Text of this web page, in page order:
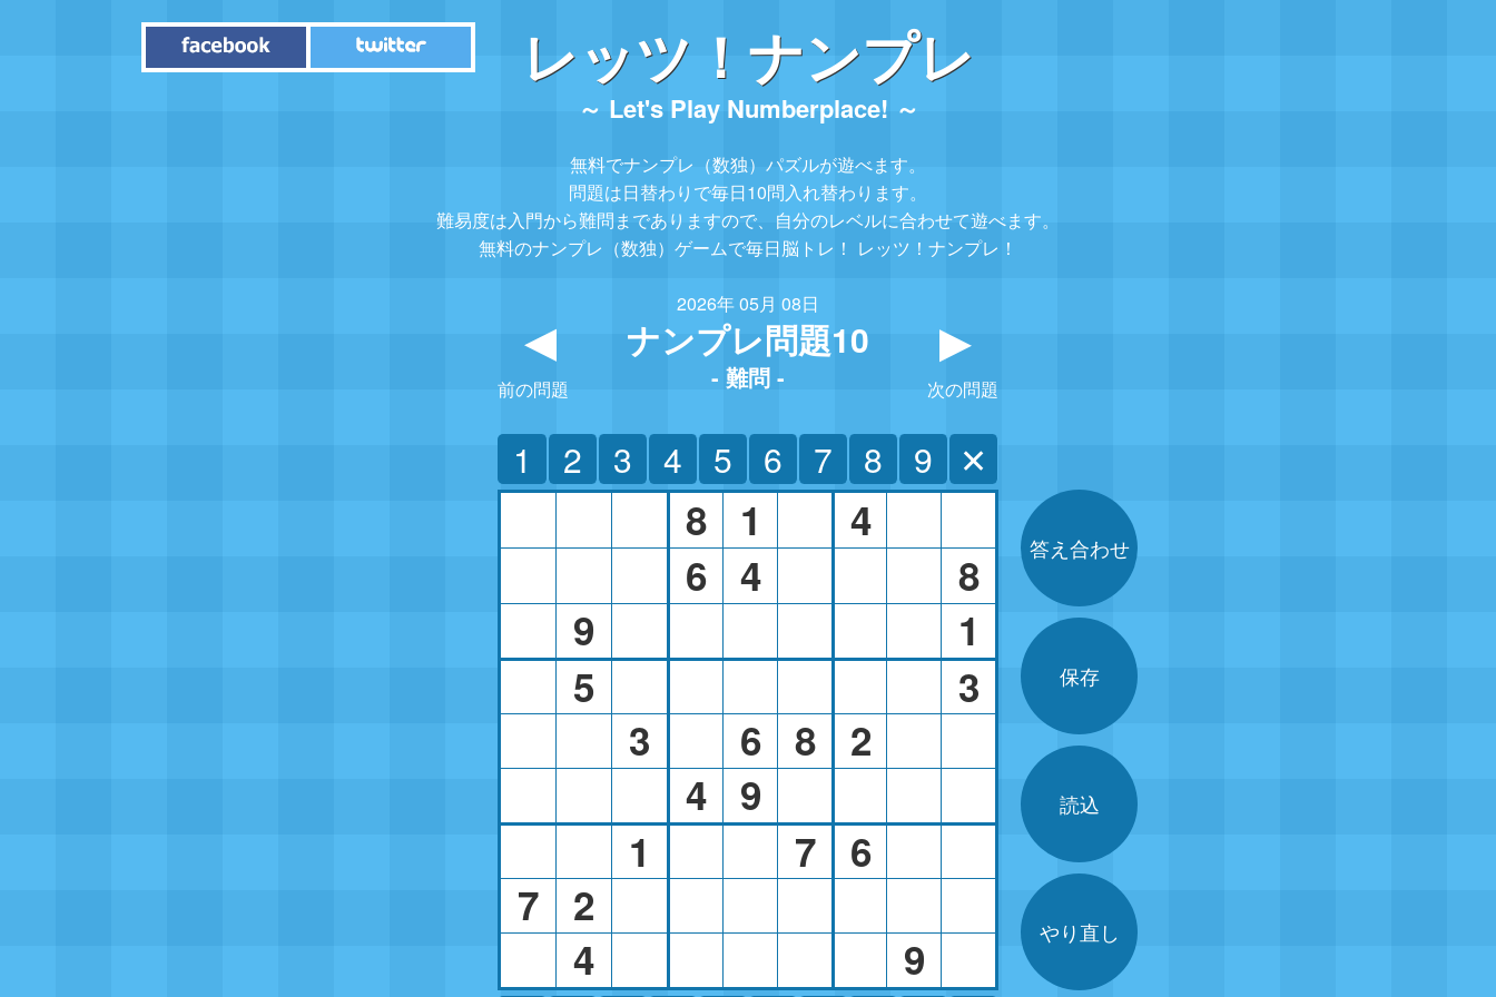
レッツ！ナンプレ
～ Let's Play Numberplace! ～
無料でナンプレ（数独）パズルが遊べます。
問題は日替わりで毎日10問入れ替わります。
難易度は入門から難問までありますので、 自分のレベルに合わせて遊べます。
無料のナンプレ（数独）ゲームで毎日脳トレ！ レッツ！ナンプレ！
2026年 05月 08日
ナンプレ問題10
- 難問 -
▲
前の問題
▲
次の問題
1 2 3 4 5 6 7 8 9 ✕
8 1
4
6 4
8
9
1
5
3
3
6 8
2
4
9
1
7
6
7
2
4
9
答え合わせ
保存
読込
やり直し